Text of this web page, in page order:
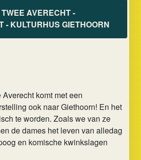
AVERECHT -
- KULTURHUS GIETHOORN
komt met een
ook naar Giethoorn! En het
te worden. Zoals we van ze
de dames het leven van alledag
en komische kwinkslagen